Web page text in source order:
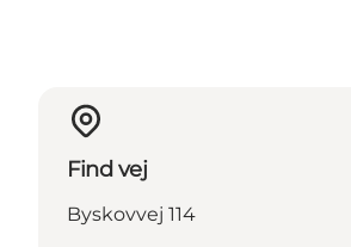
Find vej
Byskovvej 114